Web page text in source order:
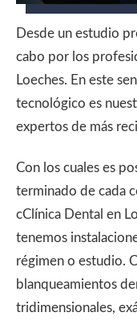
Desde un estudio
cabo por los
Loeches. En este
tecnológico es
expertos de más
Con los cuales es
terminado de cada
cClínica Dental en
tenemos
régimen o estudio.
blanqueamientos
tridimensionales,